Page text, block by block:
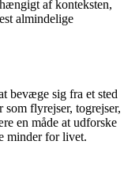
af konteksten,
almindelige
bevæge sig fra et sted
som flyrejser, togrejser,
en måde at udforske
minder for livet.